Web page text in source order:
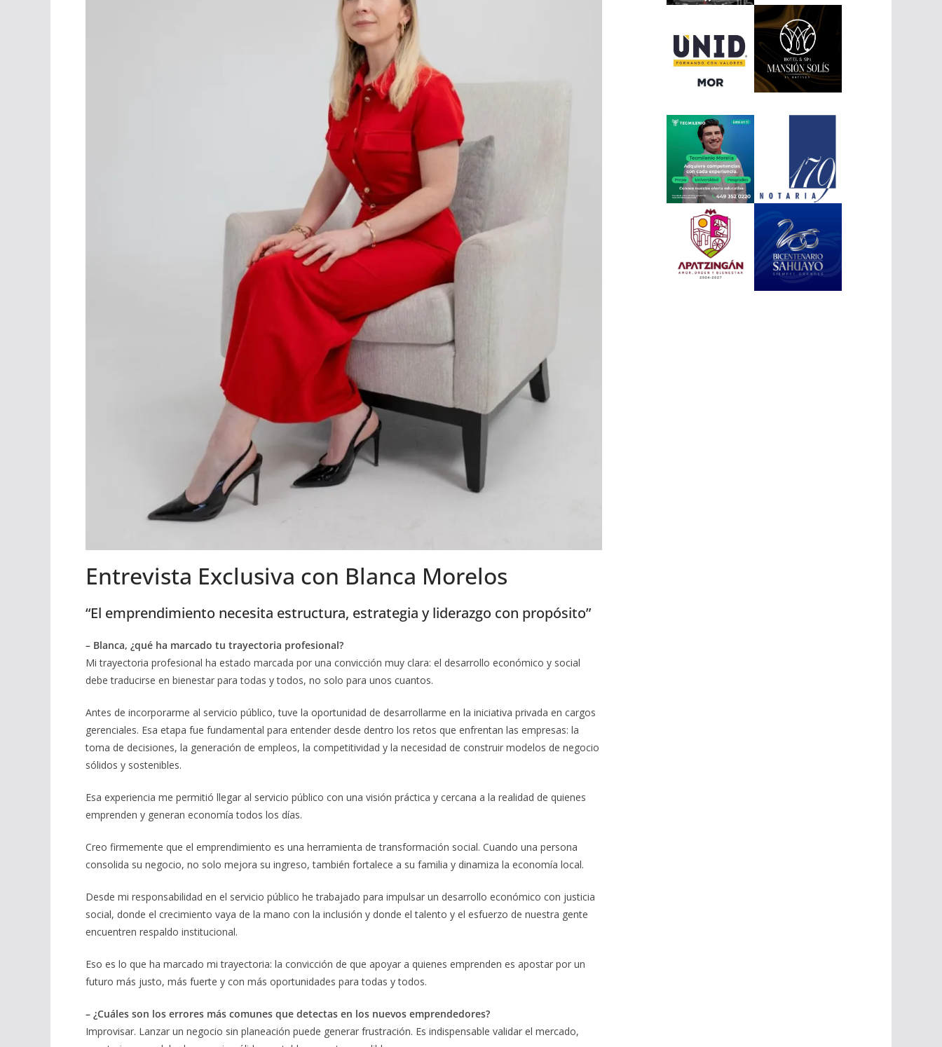
Entrevista Exclusiva con Blanca Morelos
“El emprendimiento necesita estructura, estrategia y liderazgo con propósito”
– Blanca, ¿qué ha marcado tu trayectoria profesional?
Mi trayectoria profesional ha estado marcada por una convicción muy clara: el desarrollo económico y social
debe traducirse en bienestar para todas y todos, no solo para unos cuantos.
Antes de incorporarme al servicio público, tuve la oportunidad de desarrollarme en la iniciativa privada en cargos
gerenciales. Esa etapa fue fundamental para entender desde dentro los retos que enfrentan las empresas: la
toma de decisiones, la generación de empleos, la competitividad y la necesidad de construir modelos de negocio
sólidos y sostenibles.
Esa experiencia me permitió llegar al servicio público con una visión práctica y cercana a la realidad de quienes
emprenden y generan economía todos los días.
Creo firmemente que el emprendimiento es una herramienta de transformación social. Cuando una persona
consolida su negocio, no solo mejora su ingreso, también fortalece a su familia y dinamiza la economía local.
Desde mi responsabilidad en el servicio público he trabajado para impulsar un desarrollo económico con justicia
social, donde el crecimiento vaya de la mano con la inclusión y donde el talento y el esfuerzo de nuestra gente
encuentren respaldo institucional.
Eso es lo que ha marcado mi trayectoria: la convicción de que apoyar a quienes emprenden es apostar por un
futuro más justo, más fuerte y con más oportunidades para todas y todos.
– ¿Cuáles son los errores más comunes que detectas en los nuevos emprendedores?
Improvisar. Lanzar un negocio sin planeación puede generar frustración. Es indispensable validar el mercado,